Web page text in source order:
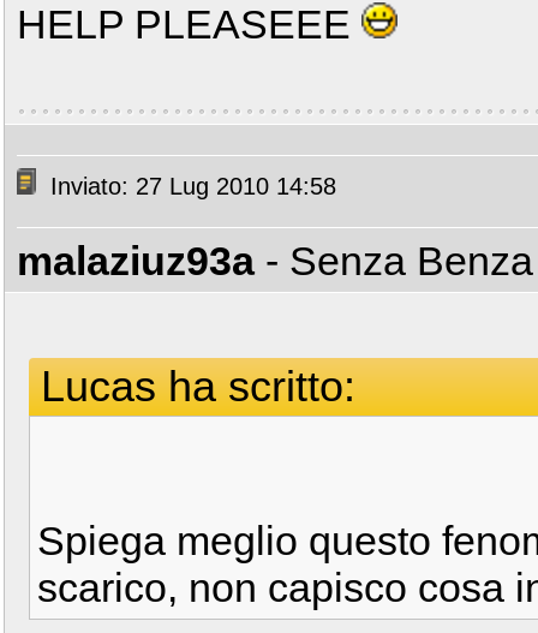
HELP PLEASEEE
Inviato: 27 Lug 2010 14:58
malaziuz93a - Senza
Lucas ha scritto:
Spiega meglio questo
scarico, non capisco cosa